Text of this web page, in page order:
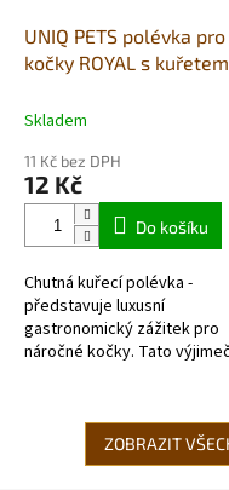
UNIQ PETS polévka pro
kočky ROYAL s kuřetem
8ks
Skladem
11 Kč bez DPH
12 Kč
Do košíku
Chutná kuřecí polévka -
představuje luxusní
gastronomický zážitek pro
náročné kočky. Tato
ZOBRAZIT